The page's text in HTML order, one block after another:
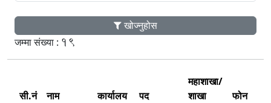
खोज्नुहोस
जम्मा संख्या : 19
सी.नं नाम कार्यालय पद
महाशाखा/
शाखा
फोन